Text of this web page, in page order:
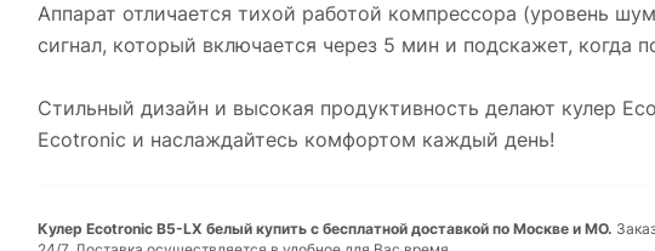
Аппарат отличается тихой работой компрессора (уровень
сигнал, который включается через 5 мин и подскажет, когда
Стильный дизайн и высокая продуктивность делают кулер
Ecotronic и наслаждайтесь комфортом каждый день!
Кулер Ecotronic B5-LX белый купить с бесплатной доставкой по Москве и МО.